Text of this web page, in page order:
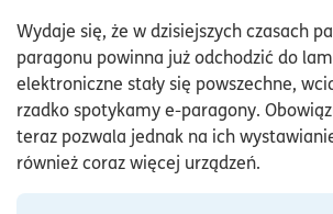
Wydaje się, że w dzisiejszych czasach
paragonu powinna już odchodzić do
elektroniczne stały się powszechne,
rzadko spotykamy e-paragony.
teraz pozwala jednak na ich
również coraz więcej urządzeń.